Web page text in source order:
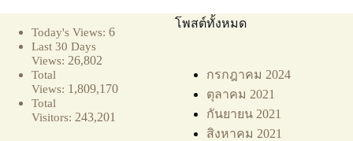
Today's Views: 6
Last 30 Days
Views: 26,802
Total
Views: 1,809,170
Total
Visitors: 243,201
โพสต์ทั้งหมด
กรกฎาคม 2024
ตุลาคม 2021
กันยายน 2021
สิงหาคม 2021